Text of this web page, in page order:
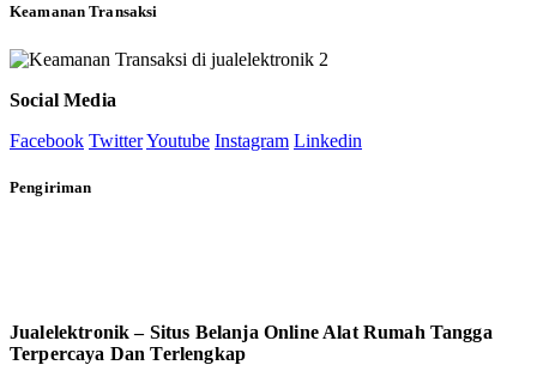
Keamanan Transaksi
Social Media
Facebook TwitterYoutube Instagram Linkedin
Pengiriman
Jualelektronik – Situs Belanja Online Alat Rumah Tangga
Terpercaya Dan Terlengkap